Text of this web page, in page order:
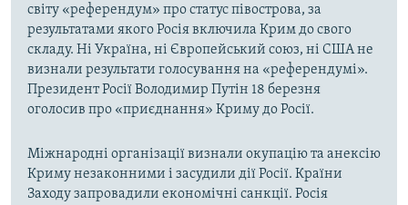
світу «референдум» про статус півострова, за
результатами якого Росія включила Крим до свого
складу. Ні Україна, ні Європейський союз, ні США не
визнали результати голосування на «референдумі».
Президент Росії Володимир Путін 18 березня
оголосив про «приєднання» Криму до Росії.
Міжнародні організації визнали окупацію та анексію
Криму незаконними і засудили дії Росії. Країни
Заходу запровадили економічні санкції. Росія